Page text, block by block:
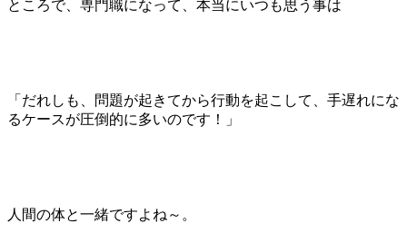
ところで、専門職になって、本当にいつも思う事は
「だれしも、問題が起きてから行動を起こして、手遅れにな
るケースが圧倒的に多いのです！」
人間の体と一緒ですよね～。